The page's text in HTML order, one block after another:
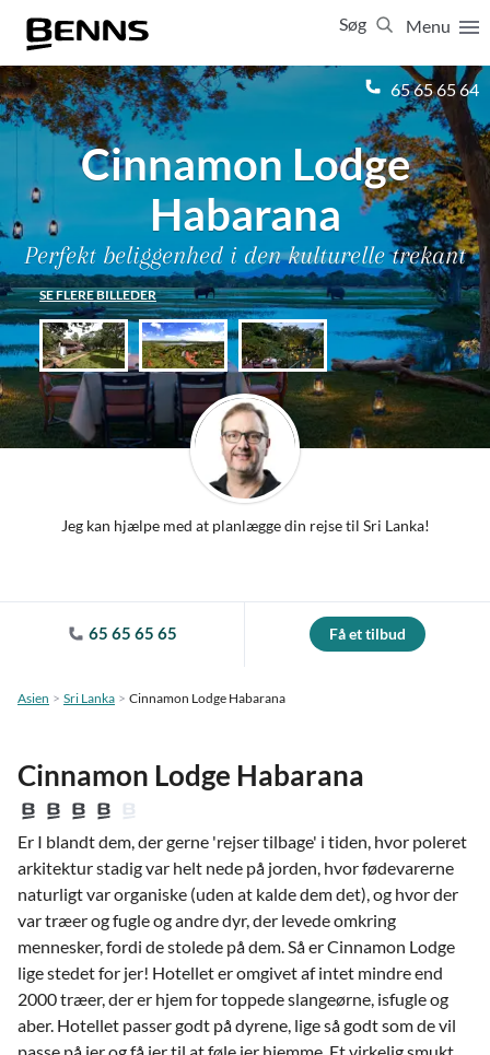
Menu
Søg
65 65 65 64
Cinnamon Lodge
Habarana
Perfekt beliggenhed i den kulturelle trekant
SE FLERE BILLEDER
Jeg kan hjælpe med at planlægge din rejse til Sri Lanka!
65 65 65 65 Få et tilbud
Asien Sri Lanka Cinnamon Lodge Habarana
Cinnamon Lodge Habarana
Er I blandt dem, der gerne 'rejser tilbage' i tiden, hvor poleret
arkitektur stadig var helt nede på jorden, hvor fødevarerne
naturligt var organiske (uden at kalde dem det), og hvor der
var træer og fugle og andre dyr, der levede omkring
mennesker, fordi de stolede på dem. Så er Cinnamon Lodge
lige stedet for jer! Hotellet er omgivet af intet mindre end
2000 træer, der er hjem for toppede slangeørne, isfugle og
aber. Hotellet passer godt på dyrene, lige så godt som de vil
Luk
Vis resultater for: Alle
Ferierejser
Firma- og temarejser
Studierejser